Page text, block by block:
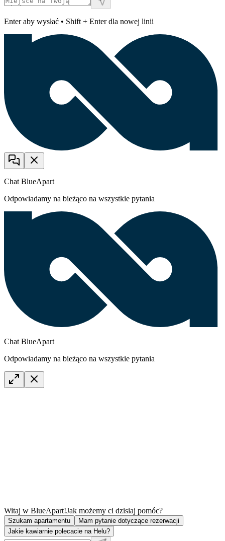
Enter aby wysłać • Shift + Enter dla nowej linii
Chat BlueApart
Odpowiadamy na bieżąco na wszystkie pytania
Chat BlueApart
Odpowiadamy na bieżąco na wszystkie pytania
Witaj w BlueApart!Jak możemy ci dzisiaj pomóc?
Szukam apartamentu
Mam pytanie dotyczące rezerwacji
Jakie kawiarnie polecacie na Helu?